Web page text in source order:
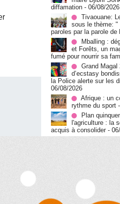
diffamation - 06/08/2026
Tivaouane:
sous le thème:
paroles par la parole de
Mballing :
et Forêts, un
fumé pour nourrir sa
Grand
d’ecstasy
la Police alerte sur les
06/08/2026
Afrique : un
rythme du sport
Plan
l'agriculture : la
acquis à consolider -